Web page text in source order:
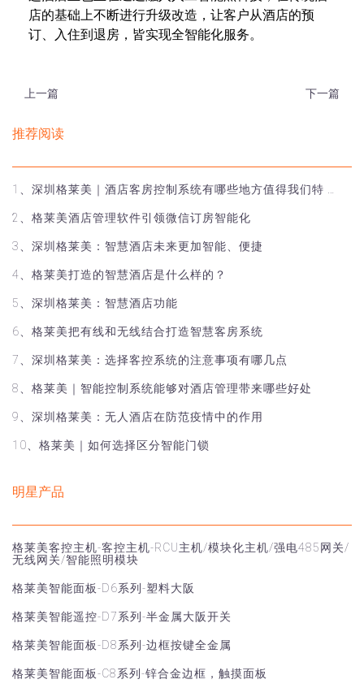
店的基础上不断进行升级改造，让客户从酒店的预
订、入住到退房，皆实现全智能化服务。
上一篇 下一篇
推荐阅读
1、深圳格莱美｜酒店客房控制系统有哪些地方值得我们特 …
2、格莱美酒店管理软件引领微信订房智能化
3、深圳格莱美：智慧酒店未来更加智能、便捷
4、格莱美打造的智慧酒店是什么样的？
5、深圳格莱美：智慧酒店功能
6、格莱美把有线和无线结合打造智慧客房系统
7、深圳格莱美：选择客控系统的注意事项有哪几点
8、格莱美｜智能控制系统能够对酒店管理带来哪些好处
9、深圳格莱美：无人酒店在防范疫情中的作用
10、格莱美｜如何选择区分智能门锁
明星产品
格莱美客控主机-客控主机-RCU主机/模块化主机/强电485网关/
无线网关/智能照明模块
格莱美智能面板-D6系列-塑料大阪
格莱美智能遥控-D7系列-半金属大阪开关
格莱美智能面板-D8系列-边框按键全金属
格莱美智能面板-C8系列-锌合金边框，触摸面板